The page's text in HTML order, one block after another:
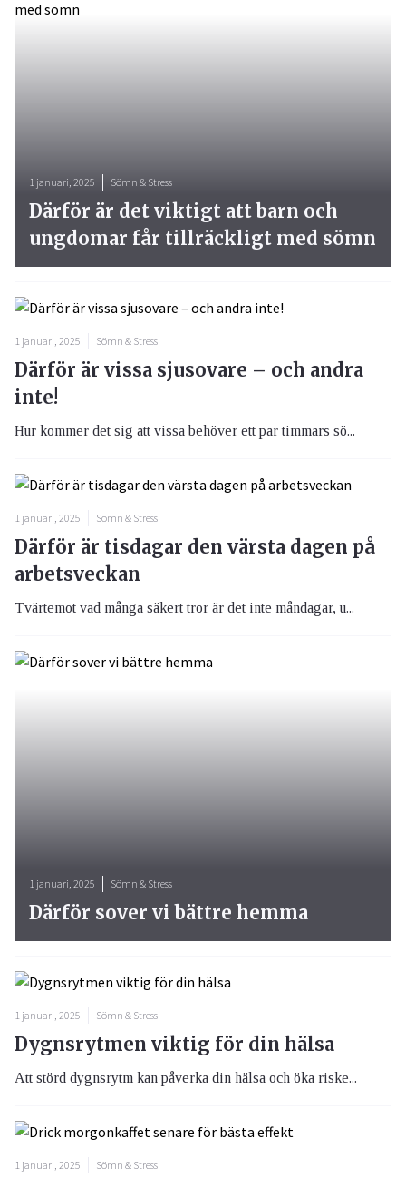
1 januari, 2025 Sömn & Stress
Därför är vissa sjusovare – och andra
inte!
Hur kommer det sig att vissa behöver ett par timmars sö...
1 januari, 2025 Sömn & Stress
Därför är tisdagar den värsta dagen på
arbetsveckan
Tvärtemot vad många säkert tror är det inte måndagar, u...
1 januari, 2025 Sömn & Stress
Därför är det viktigt att barn och
ungdomar får tillräckligt med sömn
1 januari, 2025 Sömn & Stress
Därför sover vi bättre hemma
1 januari, 2025 Sömn & Stress
Dygnsrytmen viktig för din hälsa
Att störd dygnsrytm kan påverka din hälsa och öka riske...
1 januari, 2025 Sömn & Stress